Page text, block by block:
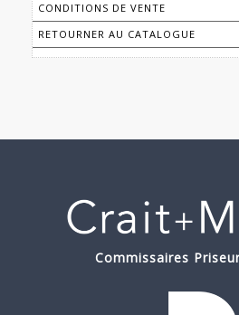
CONDITIONS DE VENTE
RETOURNER AU CATALOGUE
Commissaires